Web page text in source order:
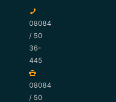
08084
/ 50
36-
445
08084
/ 50